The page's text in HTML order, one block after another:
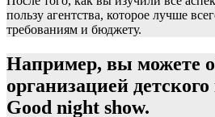
пользу агентства, которое лучше
требованиям и бюджету.
Например, вы можете
организацией
Good night show.